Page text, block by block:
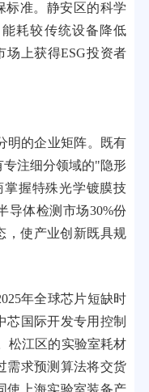
标准。静安区的科学
耗较传统设备降低
场上获得ESG投资者
明的企业矩阵。既有
注细分领域的"隐形
握特殊光学镀膜技
导体检测市场30%份
，使产业创新既具规
年全球芯片短缺时
芯国际开发专用控制
松江区的实验室耗材
需求预测算法将交货
使上海实验室装备产